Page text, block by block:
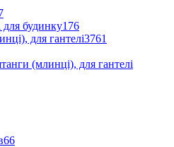
для будинку176
для гантелі3761
(млинці), для гантелі
66